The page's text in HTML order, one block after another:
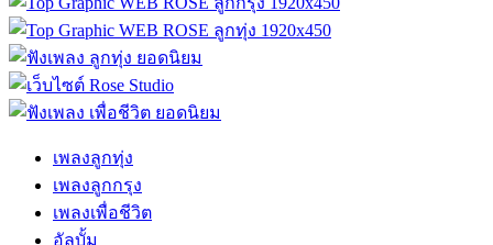
เพลงลูกทุ่ง
เพลงลูกกรุง
เพลงเพื่อชีวิต
อัลบั้ม